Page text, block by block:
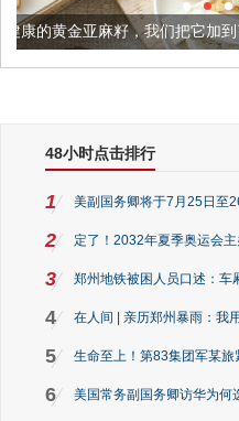
我们把它加到了牛轧糖里
48小时点击排行
1 美副国务卿将于7月25日至
2 定了！2032年夏季奥运会
3 郑州地铁被困人员口述：车
4 在人间 | 亲历郑州暴雨：我
5 生命至上！第83集团军某旅
6 美国常务副国务卿访华为何